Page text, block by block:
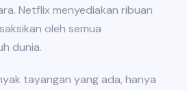
Netflix menyediakan ribuan
oleh semua
dunia.
tayangan yang ada, hanya